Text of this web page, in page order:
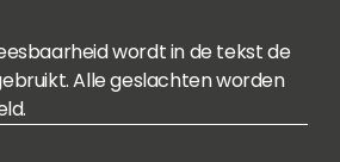
wordt in de tekst de
Alle geslachten worden